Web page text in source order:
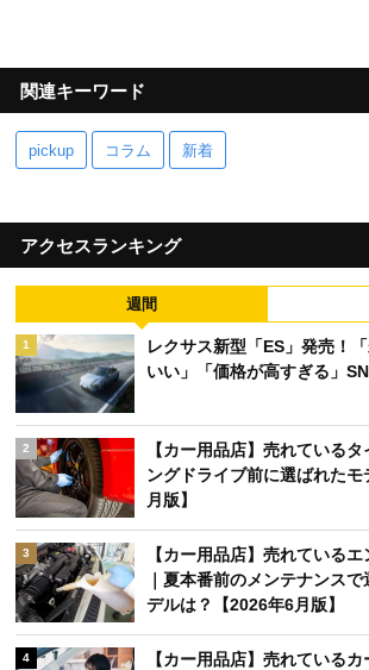
関連キーワード
pickup コラム 新着
アクセスランキング
週間
1
レクサス新型「ES」発売！
いい」「価格が高すぎる」
2
【カー用品店】売れている
ングドライブ前に選ばれた
月版】
3
【カー用品店】売れている
｜夏本番前のメンテナンス
デルは？【2026年6月版】
4
【カー用品店】売れている